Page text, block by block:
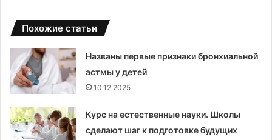
Похожие статьи
Названы первые признаки бронхиальной
астмы у детей
10.12.2025
Курс на естественные науки. Школы
сделают шаг к подготовке будущих